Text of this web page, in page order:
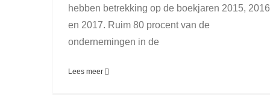
hebben betrekking op de boekjaren 2015, 2016
en 2017. Ruim 80 procent van de
ondernemingen in de
Lees meer